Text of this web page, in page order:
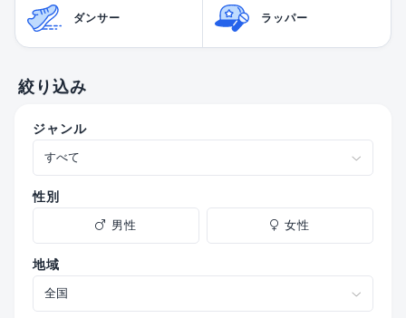
ダンサー ラッパー
絞り込み
ジャンル
性別
男性 女性
地域